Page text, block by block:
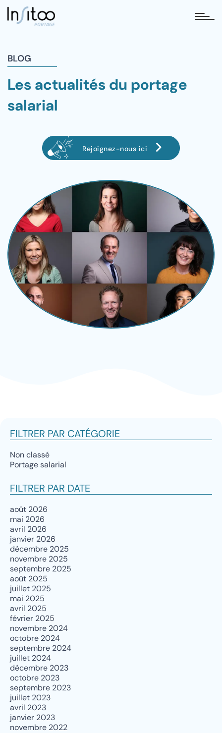
BLOG
Les actualités du portage
salarial
Rejoignez-nous ici
FILTRER PAR CATÉGORIE
Non classé
Portage salarial
FILTRER PAR DATE
août 2026
mai 2026
avril 2026
janvier 2026
décembre 2025
novembre 2025
septembre 2025
août 2025
juillet 2025
mai 2025
avril 2025
février 2025
novembre 2024
octobre 2024
septembre 2024
juillet 2024
décembre 2023
octobre 2023
septembre 2023
juillet 2023
avril 2023
janvier 2023
novembre 2022